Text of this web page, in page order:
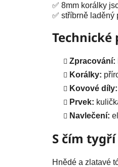
✅ 8mm korálky
✅ stříbrně laděný
Zpracování:
Korálky:
Kovové díly:
Prvek:
Navlečení:
S čím
Hnědé a zlatavé